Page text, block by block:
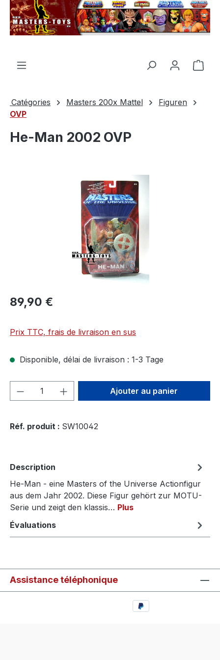
principal
Le
Catégories Masters 200x Mattel
Figuren
OVP
He-Man 2002 OVP
Ignorer la galerie d'images
89,90 €
Prix TTC, frais de livraison en sus
Disponible, délai de livraison : 1-3 Tage
Quantité de produit : Entrez la
Ajouter au panier
Réf. produit : SW10042
Description
He-Man - eine Masters of the Universe Actionfigur
aus dem Jahr 2002. Diese Figur gehört zur MOTU-
Serie und zeigt den klassis… Plus
Évaluations
Assistance téléphonique